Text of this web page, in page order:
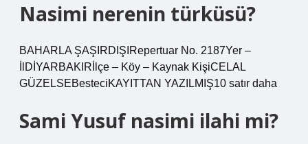
Nasimi nerenin türküsü?
BAHARLA ŞAŞIRDIŞIRepertuar No. 2187Yer –
İlDİYARBAKIRİlçe – Köy – Kaynak KişiCELAL
GÜZELSEBesteciKAYITTAN YAZILMIŞ10 satır daha
Sami Yusuf nasimi ilahi mi?